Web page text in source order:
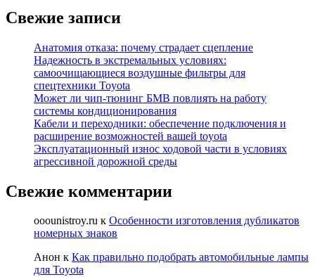
Свежие записи
Анатомия отказа: почему страдает сцепление
Надежность в экстремальных условиях:
самоочищающиеся воздушные фильтры для
спецтехники Toyota
Может ли чип-тюнинг БМВ повлиять на работу
системы кондиционирования
Кабели и переходники: обеспечение подключения и
расширение возможностей вашей toyota
Эксплуатационный износ ходовой части в условиях
агрессивной дорожной среды
Свежие комментарии
ooounistroy.ru к Особенности изготовления дубликатов
номерных знаков
Анон к Как правильно подобрать автомобильные лампы
для Toyota